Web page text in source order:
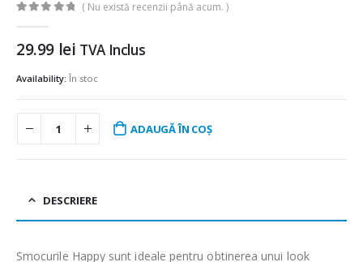
( Nu există recenzii până acum. )
29.99 lei TVA Inclus
Availability: În stoc
ADAUGĂ ÎN COȘ
DESCRIERE
Smocurile Happy sunt ideale pentru obtinerea unui look